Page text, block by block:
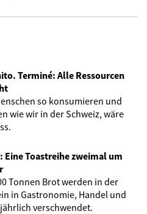
Terminé: Alle Ressourcen
so konsumieren und
wie wir in der Schweiz, wäre
Eine Toastreihe zweimal um
Tonnen Brot werden in der
in Gastronomie, Handel und
verschwendet.